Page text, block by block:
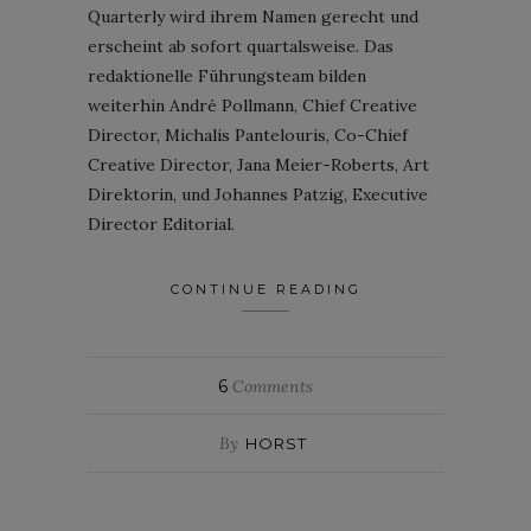
Quarterly wird ihrem Namen gerecht und
erscheint ab sofort quartalsweise. Das
redaktionelle Führungsteam bilden
weiterhin André Pollmann, Chief Creative
Director, Michalis Pantelouris, Co-Chief
Creative Director, Jana Meier-Roberts, Art
Direktorin, und Johannes Patzig, Executive
Director Editorial.
CONTINUE READING
6 Comments
By HORST